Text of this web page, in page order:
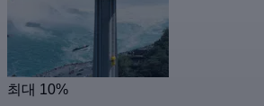
최대 10%